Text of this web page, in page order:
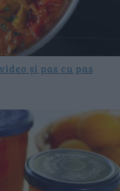
și pas cu pas